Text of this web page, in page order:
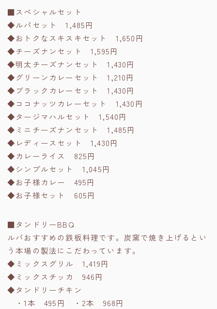
■スぺシャルセット
◆ルパセット 1,485円
◆おトクなスキスキセット 1,650円
◆チーズナンセット 1,595円
◆明太チーズナンセット 1,430円
◆グリーンカレーセット 1,210円
◆ブラックカレーセット 1,430円
◆ココナッツカレーセット 1,430円
◆タージマハルセット 1,540円
◆ミニチーズナンセット 1,485円
◆レディースセット 1,430円
◆カレーライス 825円
◆シンプルセット 1,045円
◆お子様カレー 495円
◆お子様セット 605円
■タンドリーBBQ
ルパおすすめの鉄板料理です。炭窯で焼き上げるとい
う本場の製法にこだわっています。
◆ミックスグリル 1,419円
◆ミックスチッカ 946円
◆タンドリーチキン
・1本 495円 ・2本 968円